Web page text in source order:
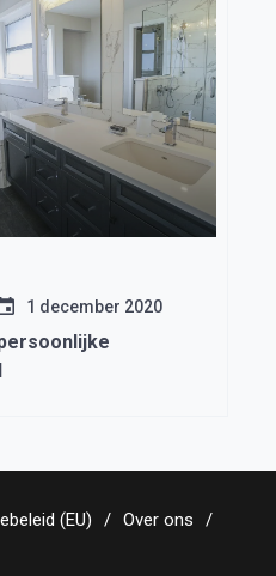
1 december 2020
(EU)
Over ons